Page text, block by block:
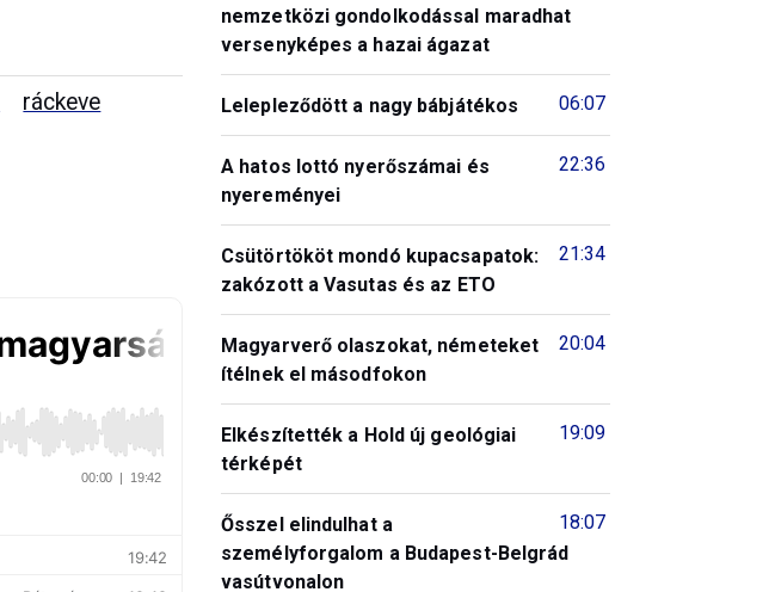
ráckeve
nemzetközi gondolkodással maradhat
versenyképes a hazai ágazat
06:07
Lelepleződött a nagy bábjátékos
22:36
A hatos lottó nyerőszámai és
nyereményei
21:34
Csütörtököt mondó kupacsapatok:
zakózott a Vasutas és az ETO
20:04
Magyarverő olaszokat, németeket
ítélnek el másodfokon
19:09
Elkészítették a Hold új geológiai
térképét
18:07
Ősszel elindulhat a
személyforgalom a Budapest-Belgrád
vasútvonalon